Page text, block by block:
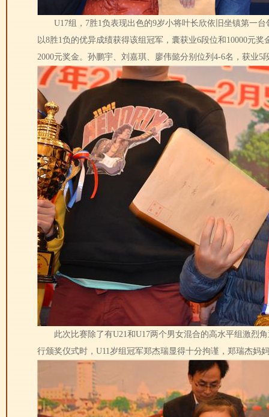
U17组，7胜1负表现出色的9岁小将叶长欣依旧坐镇第一台
以8胜1负的优异成绩获得该组冠军，囊获业6段位和10000元
2000元奖金。孙鹏宇、刘嘉琪、廖伟懿分别位列4-6名，获业5
此次比赛除了有U21和U17两个男女混合的高水平组激烈角
行颁奖仪式时，U11岁组冠军郑杰瑞显得十分拘谨，郑瑞杰妈